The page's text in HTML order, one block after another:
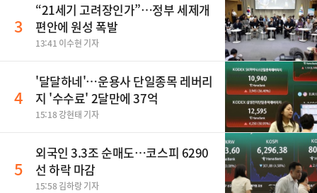
3
“21세기 고려장인가”…정부 세제개
편안에 원성 폭발
13:41 이수현 기자
4
'달달하네'…운용사 단일종목 레버리
지 '수수료' 2달만에 37억
15:18 강현태 기자
5
외국인 3.3조 순매도…코스피 6290
선 하락 마감
15:58 김하랑 기자